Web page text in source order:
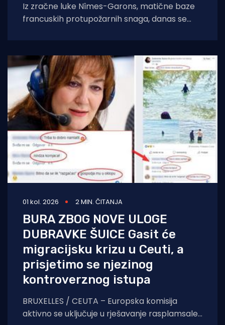
Iz zračne luke Nîmes-Garons, matične baze
francuskih protupožarnih snaga, danas se
01 kol. 2026 2 MIN. ČITANJA
BURA ZBOG NOVE ULOGE
DUBRAVKE ŠUICE Gasit će
migracijsku krizu u Ceuti, a
prisjetimo se njezinog
kontroverznog istupa
BRUXELLES / CEUTA – Europska komisija
aktivno se uključuje u rješavanje rasplamsale